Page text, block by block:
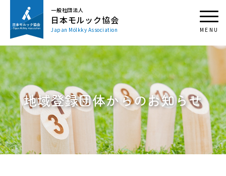
一般社団法人
日本モルック協会
Japan Mölkky Association
地域登録団体からのお知らせ